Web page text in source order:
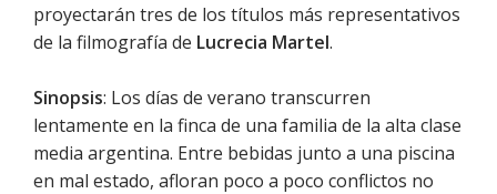
proyectarán tres de los títulos más representativos
de la filmografía de Lucrecia Martel.
Sinopsis: Los días de verano transcurren
lentamente en la finca de una familia de la alta clase
media argentina. Entre bebidas junto a una piscina
en mal estado, afloran poco a poco conflictos no